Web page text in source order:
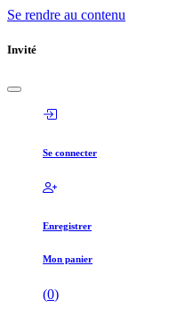
Se rendre au contenu
Invité
Se connecter
Enregistrer
Mon panier
(0)